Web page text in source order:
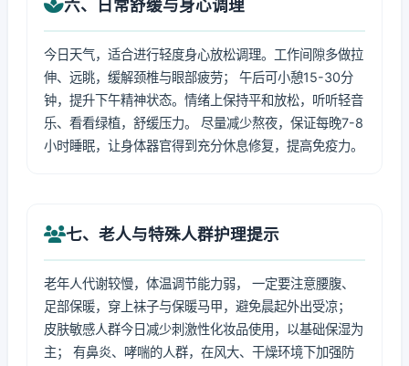
六、日常舒缓与身心调理
今日天气，适合进行轻度身心放松调理。工作间隙多做拉
伸、远眺，缓解颈椎与眼部疲劳； 午后可小憩15-30分
钟，提升下午精神状态。情绪上保持平和放松，听听轻音
乐、看看绿植，舒缓压力。 尽量减少熬夜，保证每晚7-8
小时睡眠，让身体器官得到充分休息修复，提高免疫力。
七、老人与特殊人群护理提示
老年人代谢较慢，体温调节能力弱， 一定要注意腰腹、
足部保暖，穿上袜子与保暖马甲，避免晨起外出受凉；
皮肤敏感人群今日减少刺激性化妆品使用，以基础保湿为
主； 有鼻炎、哮喘的人群，在风大、干燥环境下加强防